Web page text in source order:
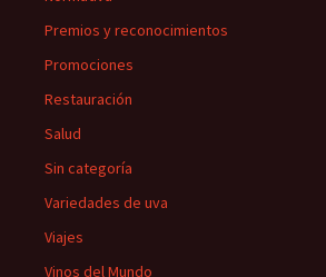
Premios y reconocimientos
Promociones
Restauración
Salud
Sin categoría
Variedades de uva
Viajes
Vinos del Mundo